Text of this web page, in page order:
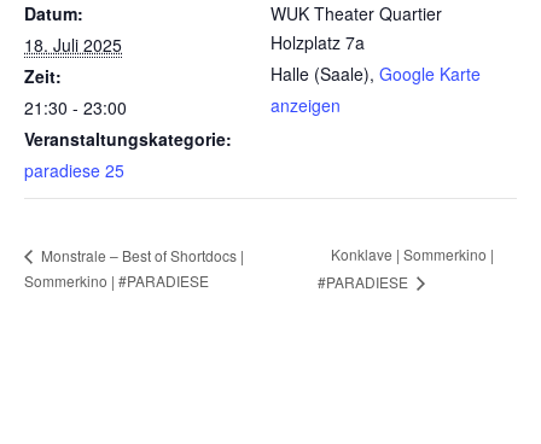
Datum:
18. Juli 2025
Zeit:
21:30 - 23:00
Veranstaltungskategorie:
paradiese 25
WUK Theater Quartier
Holzplatz 7a
Halle (Saale), Google Karte
anzeigen
Monstrale – Best of Shortdocs |
Sommerkino | #PARADIESE
Konklave | Sommerkino |
#PARADIESE